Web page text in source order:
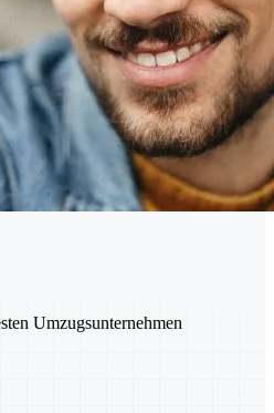
Umzugsunternehmen